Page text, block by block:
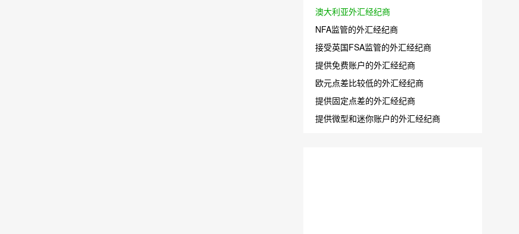
澳大利亚外汇经纪商
NFA监管的外汇经纪商
接受英国FSA监管的外汇经纪商
提供免费账户的外汇经纪商
欧元点差比较低的外汇经纪商
提供固定点差的外汇经纪商
提供微型和迷你账户的外汇经纪商